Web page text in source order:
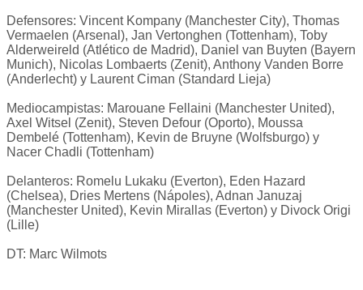
Defensores: Vincent Kompany (Manchester City), Thomas
Vermaelen (Arsenal), Jan Vertonghen (Tottenham), Toby
Alderweireld (Atlético de Madrid), Daniel van Buyten (Bayern
Munich), Nicolas Lombaerts (Zenit), Anthony Vanden Borre
(Anderlecht) y Laurent Ciman (Standard Lieja)
Mediocampistas: Marouane Fellaini (Manchester United),
Axel Witsel (Zenit), Steven Defour (Oporto), Moussa
Dembelé (Tottenham), Kevin de Bruyne (Wolfsburgo) y
Nacer Chadli (Tottenham)
Delanteros: Romelu Lukaku (Everton), Eden Hazard
(Chelsea), Dries Mertens (Nápoles), Adnan Januzaj
(Manchester United), Kevin Mirallas (Everton) y Divock Origi
(Lille)
DT: Marc Wilmots